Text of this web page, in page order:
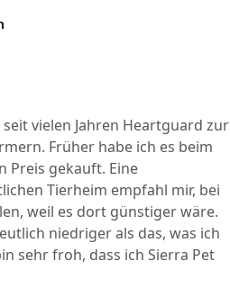
vielen Jahren Heartguard zur
Früher habe ich es beim
Preis gekauft. Eine
Tierheim empfahl mir, bei
weil es dort günstiger wäre.
niedriger als das, was ich
sehr froh, dass ich Sierra Pet